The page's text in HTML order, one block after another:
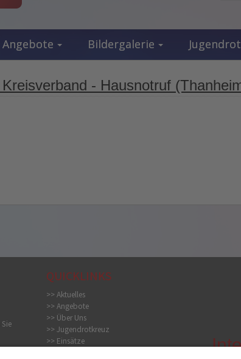
Angebote Bildergalerie
- Hausnotruf
QUICKLINKS
>> Aktuelles
>> Angebote
>> Über Uns
>> Jugendrotkreuz
>> Einsätze